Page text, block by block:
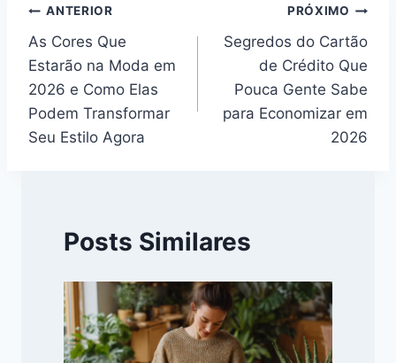
Navegação
de
Post
ANTERIOR
As Cores Que
Estarão na Moda em
2026 e Como Elas
Podem Transformar
Seu Estilo Agora
PRÓXIMO
Segredos do Cartão
de Crédito Que
Pouca Gente Sabe
para Economizar em
2026
Posts Similares